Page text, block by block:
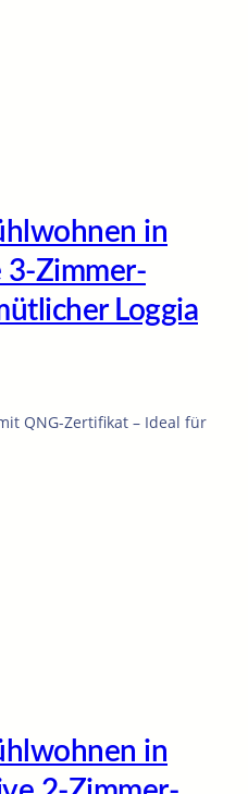
in
3-Zimmer-
Loggia
QNG-Zertifikat – Ideal für
in